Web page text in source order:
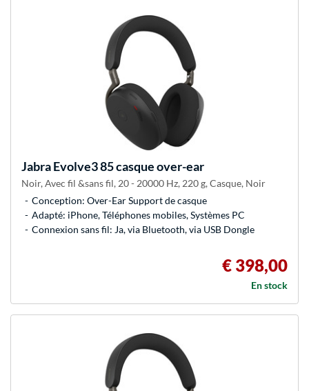
JabraEvolve3 85 casque over-ear
Noir, Avec fil &sans fil, 20 - 20000 Hz, 220 g, Casque, Noir
Conception: Over-Ear Support de casque
Adapté: iPhone, Téléphones mobiles, Systèmes PC
Connexion sans fil: Ja, via Bluetooth, via USB Dongle
€ 398,00
En stock